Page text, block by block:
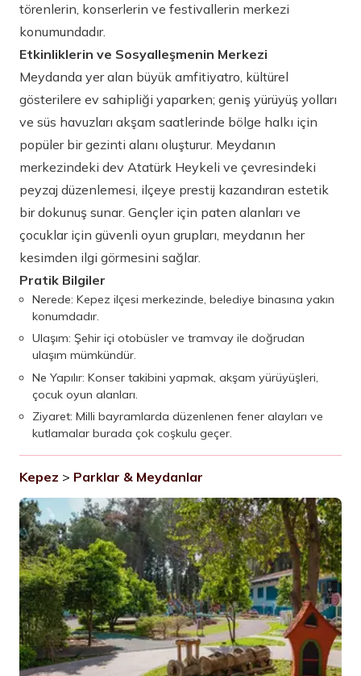
törenlerin, konserlerin ve festivallerin merkezi
konumundadır.
Etkinliklerin ve Sosyalleşmenin Merkezi
Meydanda yer alan büyük amfitiyatro, kültürel
gösterilere ev sahipliği yaparken; geniş yürüyüş yolları
ve süs havuzları akşam saatlerinde bölge halkı için
popüler bir gezinti alanı oluşturur. Meydanın
merkezindeki dev Atatürk Heykeli ve çevresindeki
peyzaj düzenlemesi, ilçeye prestij kazandıran estetik
bir dokunuş sunar. Gençler için paten alanları ve
çocuklar için güvenli oyun grupları, meydanın her
kesimden ilgi görmesini sağlar.
Pratik Bilgiler
Nerede: Kepez ilçesi merkezinde, belediye binasına yakın
konumdadır.
Ulaşım: Şehir içi otobüsler ve tramvay ile doğrudan
ulaşım mümkündür.
Ne Yapılır: Konser takibini yapmak, akşam yürüyüşleri,
çocuk oyun alanları.
Ziyaret: Milli bayramlarda düzenlenen fener alayları ve
kutlamalar burada çok coşkulu geçer.
Kepez > Parklar & Meydanlar